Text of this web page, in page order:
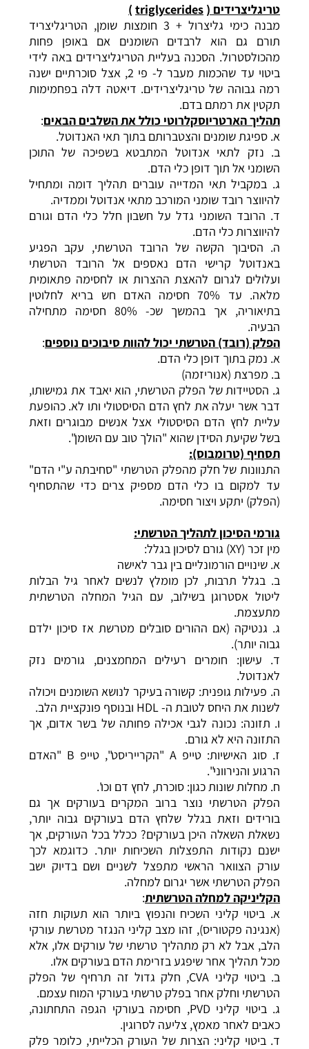
טריגליצרידים ( triglycerides
)
מבנה כימי גליצרול + 3 חומצות שומן, הטריגליצריד
תורם גם הוא לרבדים השומנים אם באופן פחות
מהכולסטרול. הסכנה בעליית הטריגליצרידים באה לידי
ביטוי עד שהכמות מעבר ל- פי 2, אצל סוכרתיים ישנה
רמה גבוהה של טריגליצרידים. דיאטה דלה בפחמימות
תקטין את רמתם בדם.
תהליך הארטריוסקלרוטי כולל את השלבים הבאים:
א. ספיגת שומנים והצטברותם בתוך תאי האנדוטל.
ב. נזק לתאי אנדוטל המתבטא בשפיכה של התוכן
השומני אל תוך דופן כלי הדם.
ג. במקביל תאי המדייה עוברים תהליך דומה ומתחיל
להיווצר רובד שומני המורכב מתאי אנדוטל וממדיה.
ד. הרובד השומני גדל על חשבון חלל כלי הדם וגורם
להיווצרות כלי הדם.
ה. הסיבוך הקשה של הרובד הטרשתי, עקב הפגיע
באנדוטל קרישי הדם נאספים אל הרובד הטרשתי
ועלולים לגרום להאצת ההצרות או לחסימה פתאומית
מלאה. עד 70% חסימה האדם חש בריא לחלוטין
בתיאוריה, אך בהמשך שכ- 80% חסימה מתחילה
הבעיה.
הפלק (רובד) הטרשתי יכול להוות סיבוכים נוספים:
א. נמק בתוך דופן כלי הדם.
ב. מפרצת (אנוריזמה)
ג. הסטיידות של הפלק הטרשתי, הוא יאבד את גמישותו,
דבר אשר יעלה את לחץ הדם הסיסטולי ותו לא. כהופעת
עליית לחץ הדם הסיסטולי אצל אנשים מבוגרים וזאת
בשל שקיעת הסידן שהוא "הולך טוב עם השומן".
תסחיף (טרומבוס):
התנוונות של חלק מהפלק הטרשתי "סחיבתה ע"י הדם"
עד למקום בו כלי הדם מספיק צרים כדי שהתסחיף
(הפלק) יתקע ויצור חסימה.
גורמי הסיכון לתהליך הטרשתי:
מין זכר (XY) גורם לסיכון בגלל:
א. שינויים הורמונליים בין גבר לאישה
ב. בגלל תרבות, לכן מומלץ לנשים לאחר גיל הבלות
ליטול אסטרוגן בשילוב, עם הגיל המחלה הטרשתית
מתעצמת.
ג. גנטיקה (אם ההורים סובלים מטרשת אז סיכון ילדם
גבוה יותר).
ד. עישון: חומרים רעילים המחמצנים, גורמים נזק
לאנדוטל.
ה. פעילות גופנית: קשורה בעיקר לנושא השומנים ויכולה
לשנות את היחס לטובת ה- HDL ובנוסף פונקציית הלב.
ו. תזונה: נכונה לגבי אכילה פחותה של בשר אדום, אך
התזונה היא לא גורם.
ז. סוג האישיות: טייפ A "הקרייריסט", טייפ B "האדם
הרגוע והנירווני".
ח. מחלות שונות כגון: סוכרת, לחץ דם וכו'.
הפלק הטרשתי נוצר ברוב המקרים בעורקים אך גם
בורידים וזאת בגלל שלחץ הדם בעורקים גבוה יותר,
נשאלת השאלה היכן בעורקים? ככלל בכל העורקים, אך
ישנם נקודות התפצלות השכיחות יותר. כדוגמא לכך
עורק הצוואר הראשי מתפצל לשניים ושם בדיוק ישב
הפלק הטרשתי אשר יגרום למחלה.
הקליניקה למחלה הטרשתית:
א. ביטוי קליני השכיח והנפוץ ביותר הוא תעוקות חזה
(אנגינה פקטוריס), זהו מצב קליני הנגזר מטרשת עורקי
הלב, אבל לא רק מתהליך טרשתי של עורקים אלו, אלא
מכל תהליך אחר שיפגע בזרימת הדם בעורקים אלו.
ב. ביטוי קליני CVA, חלק גדול זה תרחיף של הפלק
הטרשתי וחלק אחר בפלק טרשתי בעורקי המוח עצמם.
ג. ביטוי קליני PVD, חסימה בעורקי הגפה התחתונה,
כאבים לאחר מאמץ, צליעה לסרוגין.
ד. ביטוי קליני: הצרות של העורק הכלייתי, כלומר פלק